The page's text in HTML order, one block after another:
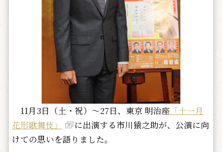
11月3日（土・祝）～27日、東京 明治座 「十一月
花形歌舞伎」
に出演する市川猿之助が、公演に向
けての思いを語りました。